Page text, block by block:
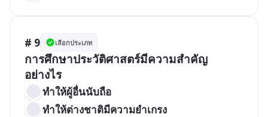
# 9 เลือกประเภท
การศึกษาประวัติศาสตร์มีความสำคัญ
อย่างไร
ทำให้ผู้อื่นนับถือ
ทำให้ต่างชาติมีความยำเกรง